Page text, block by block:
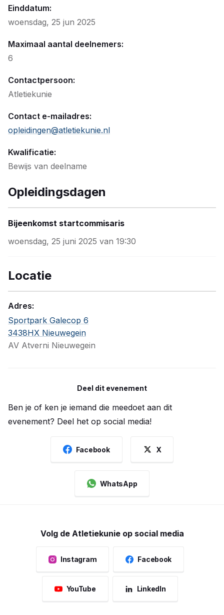
Einddatum:
woensdag, 25 jun 2025
Maximaal aantal deelnemers:
6
Contactpersoon:
Atletiekunie
Contact e-mailadres:
opleidingen@atletiekunie.nl
Kwalificatie:
Bewijs van deelname
Opleidingsdagen
Bijeenkomst startcommisaris
woensdag, 25 juni 2025 van 19:30
Locatie
Adres:
Sportpark Galecop 6
3438HX Nieuwegein
AV Atverni Nieuwegein
Deel dit evenement
Ben je of ken je iemand die meedoet aan dit
evenement? Deel het op social media!
Facebook X
WhatsApp
Volg de Atletiekunie op social media
Instagram Facebook
YouTube LinkedIn